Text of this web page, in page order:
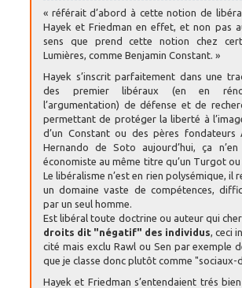
« référait d’abord à cette notion de
Hayek et Friedman en effet, et non pas
sens que prend cette notion chez
Lumières, comme Benjamin Constant. »
Hayek s’inscrit parfaitement dans une
des premier libéraux (en en
l’argumentation) de défense et de
permettant de protéger la liberté à
d’un Constant ou des pères fondateurs
Hernando de Soto aujourd’hui, ça
économiste au même titre qu’un Turgot ou
Le libéralisme n’est en rien polysémique, il
un domaine vaste de compétences,
par un seul homme.
Est libéral toute doctrine ou auteur qui
droits dit "négatif" des individus, ceci
cité mais exclu Rawl ou Sen par exemple
que je classe donc plutôt comme "sociaux-
Hayek et Friedman s’entendaient trés